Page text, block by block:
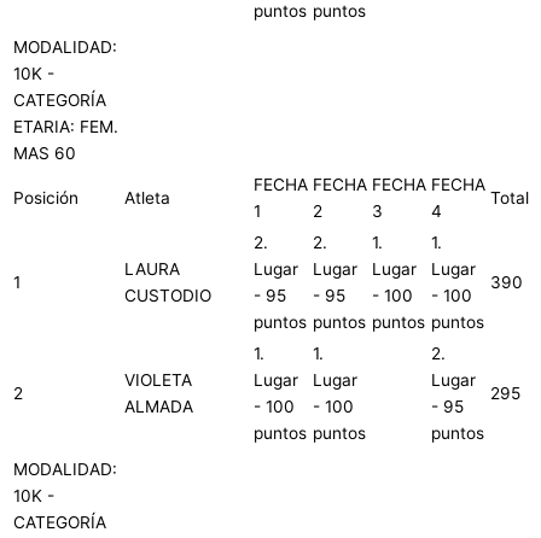
puntos puntos
MODALIDAD:
10K -
CATEGORÍA
ETARIA: FEM.
MAS 60
Posición Atleta
FECHA
1
FECHA
2
FECHA
3
FECHA
4
Total
1
LAURA
CUSTODIO
2.
Lugar
- 95
puntos
2.
Lugar
- 95
puntos
1.
Lugar
- 100
puntos
1.
Lugar
- 100
puntos
390
2
VIOLETA
ALMADA
1.
Lugar
- 100
puntos
1.
Lugar
- 100
puntos
2.
Lugar
- 95
puntos
295
MODALIDAD:
10K -
CATEGORÍA